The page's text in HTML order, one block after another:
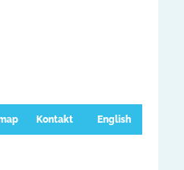
English
Kontakt